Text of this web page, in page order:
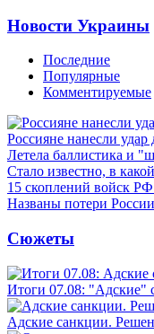
Новости Украины
Последние
Популярные
Комментируемые
Россияне нанесли
Летела баллистика и
Стало известно, в
15 скоплений войск
Названы потери
Сюжеты
Итоги 07.08: "Адские"
Адские санкции.